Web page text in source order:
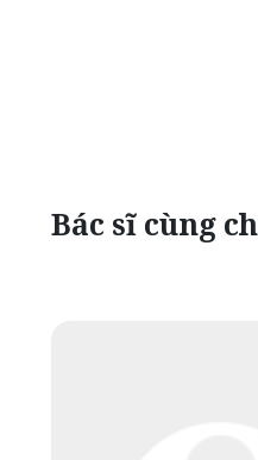
Bác sĩ cùng